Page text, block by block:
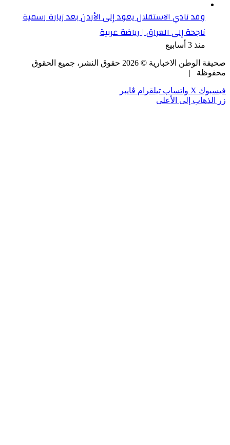
وفد نادي الاستقلال يعود إلى الأردن بعد زيارة رسمية
ناجحة إلى العراق | رياضة عربية
منذ 3 أسابيع
صحيفة الوطن الاخبارية © 2026 حقوق النشر، جميع الحقوق
محفوظة |
فيسبوك ‫X واتساب تيلقرام ڤايبر
زر الذهاب إلى الأعلى